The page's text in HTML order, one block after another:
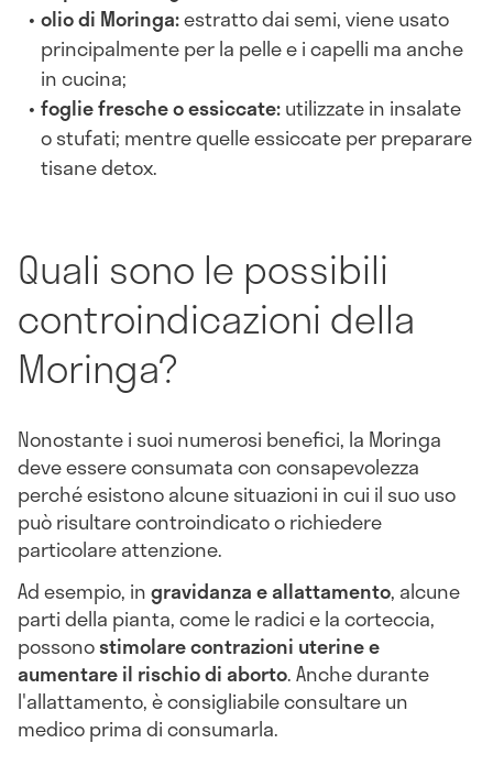
olio di Moringa:estratto dai semi, viene usato
principalmente per la pelle e i capelli ma anche
in cucina;
foglie fresche o essiccate:utilizzate in insalate
o stufati; mentre quelle essiccate per preparare
tisane detox.
Quali sono le possibili
controindicazioni della
Moringa?
Nonostante i suoi numerosi benefici, la Moringa
deve essere consumata con consapevolezza
perché esistono alcune situazioni in cui il suo uso
può risultare controindicato o richiedere
particolare attenzione.
Ad esempio, ingravidanza e allattamento, alcune
parti della pianta, come le radici e la corteccia,
possonostimolare contrazioni uterine e
aumentare il rischio di aborto. Anche durante
l'allattamento, è consigliabile consultare un
medico prima di consumarla.